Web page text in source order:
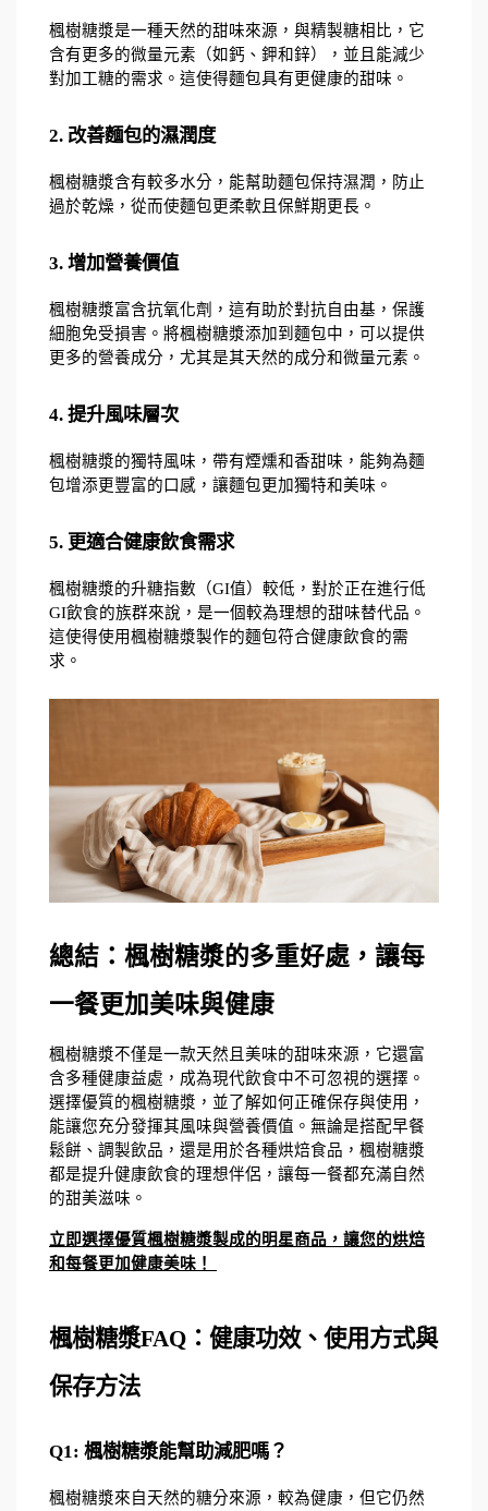
楓樹糖漿是一種天然的甜味來源，與精製糖相比，它
含有更多的微量元素（如鈣、鉀和鋅），並且能減少
對加工糖的需求。這使得麵包具有更健康的甜味。
2. 改善麵包的濕潤度
楓樹糖漿含有較多水分，能幫助麵包保持濕潤，防止
過於乾燥，從而使麵包更柔軟且保鮮期更長。
3. 增加營養價值
楓樹糖漿富含抗氧化劑，這有助於對抗自由基，保護
細胞免受損害。將楓樹糖漿添加到麵包中，可以提供
更多的營養成分，尤其是其天然的成分和微量元素。
4. 提升風味層次
楓樹糖漿的獨特風味，帶有煙燻和香甜味，能夠為麵
包增添更豐富的口感，讓麵包更加獨特和美味。
5. 更適合健康飲食需求
楓樹糖漿的升糖指數（GI值）較低，對於正在進行低
GI飲食的族群來說，是一個較為理想的甜味替代品。
這使得使用楓樹糖漿製作的麵包符合健康飲食的需
求。
總結：楓樹糖漿的多重好處，讓每
一餐更加美味與健康
楓樹糖漿不僅是一款天然且美味的甜味來源，它還富
含多種健康益處，成為現代飲食中不可忽視的選擇。
選擇優質的楓樹糖漿，並了解如何正確保存與使用，
能讓您充分發揮其風味與營養價值。無論是搭配早餐
鬆餅、調製飲品，還是用於各種烘焙食品，楓樹糖漿
都是提升健康飲食的理想伴侶，讓每一餐都充滿自然
的甜美滋味。
立即選擇優質楓樹糖漿製成的明星商品，讓您的烘焙
和每餐更加健康美味！
楓樹糖漿FAQ：健康功效、使用方式與
保存方法
Q1: 楓樹糖漿能幫助減肥嗎？
楓樹糖漿來自天然的糖分來源，較為健康，但它仍然